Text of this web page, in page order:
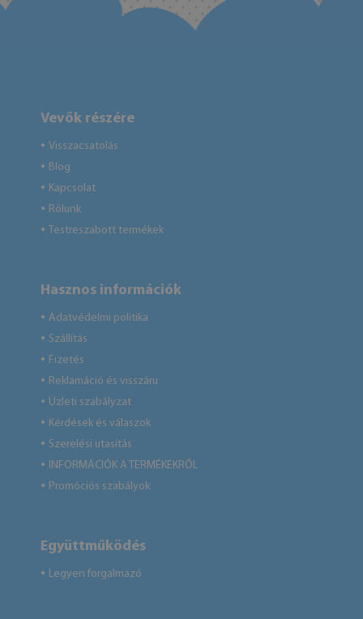
Vevők részére
● Visszacsatolás
● Blog
● Kapcsolat
● Rólunk
● Testreszabott termékek
Hasznos információk
● Adatvédelmi politika
● Szállítás
● Fizetés
● Reklamáció és visszáru
● Üzleti szabályzat
● Kérdések és válaszok
● Szerelési utasítás
● INFORMÁCIÓK A TERMÉKEKRŐL
● Promóciós szabályok
Együttműködés
● Legyen forgalmazó